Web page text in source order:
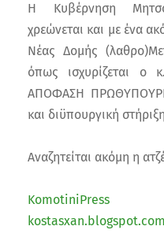
Η Κυβέρνηση
χρεώνεται και με ένα
Νέας Δομής
όπως ισχυρίζεται ο
ΑΠΟΦΑΣΗ
και διϋπουργική
Αναζητείται ακόμη η
KomotiniPress
kostasxan.blogspot.com